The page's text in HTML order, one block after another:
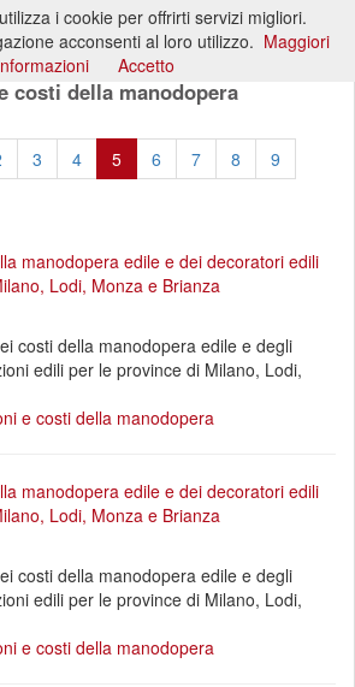
costi della manodopera
3 4 5 6 7 8
9
manodopera edile e dei decoratori edili
Lodi, Monza e Brianza
costi della manodopera edile e degli
edili per le province di Milano, Lodi,
e costi della manodopera
manodopera edile e dei decoratori edili
Lodi, Monza e Brianza
costi della manodopera edile e degli
edili per le province di Milano, Lodi,
e costi della manodopera
i cookie per offrirti servizi migliori.
acconsenti al loro utilizzo. Maggiori
Accetto